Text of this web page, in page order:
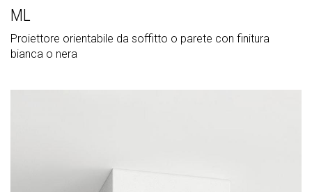
ML
Proiettore orientabile da soffitto o parete con finitura
bianca o nera